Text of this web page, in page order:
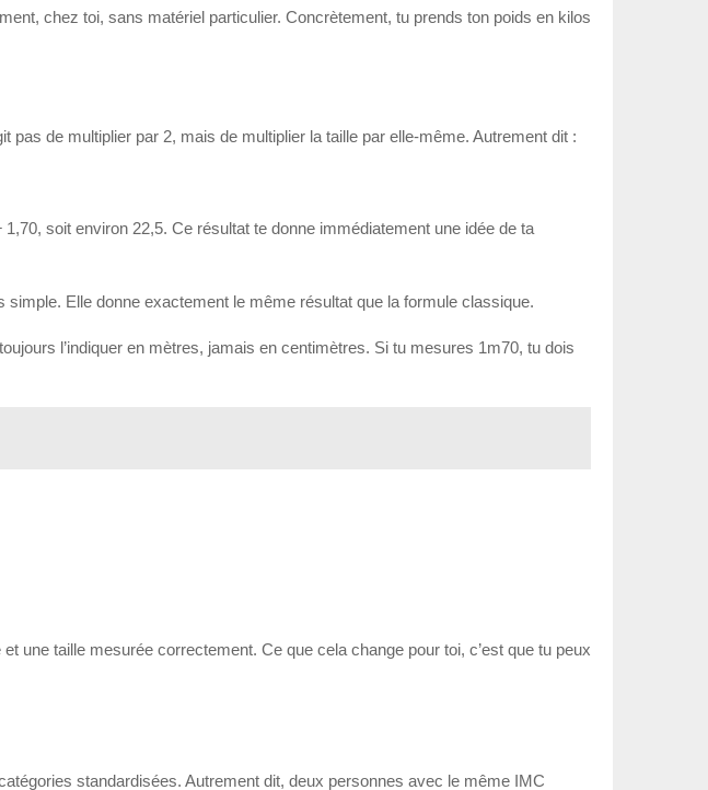
chez toi, sans matériel particulier. Concrètement, tu prends ton poids en kilos
pas de multiplier par 2, mais de multiplier la taille par elle-même. Autrement dit :
soit environ 22,5. Ce résultat te donne immédiatement une idée de ta
Elle donne exactement le même résultat que la formule classique.
l’indiquer en mètres, jamais en centimètres. Si tu mesures 1m70, tu dois
une taille mesurée correctement. Ce que cela change pour toi, c’est que tu peux
standardisées. Autrement dit, deux personnes avec le même IMC